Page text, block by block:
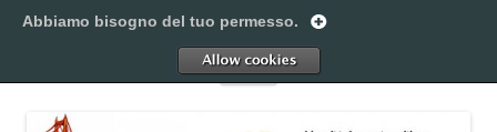
al
Pontilex
Menu
Abbiamo bisogno del tuo permesso.